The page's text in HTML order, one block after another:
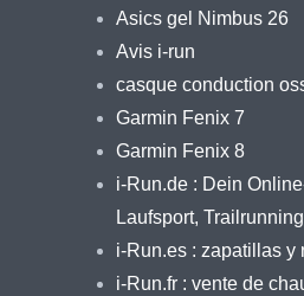
Asics gel Nimbus 26
Avis i-run
casque conduction
Garmin Fenix 7
Garmin Fenix 8
i-Run.de : Dein
Laufsport,
i-Run.es : zapatillas y
i-Run.fr : vente de